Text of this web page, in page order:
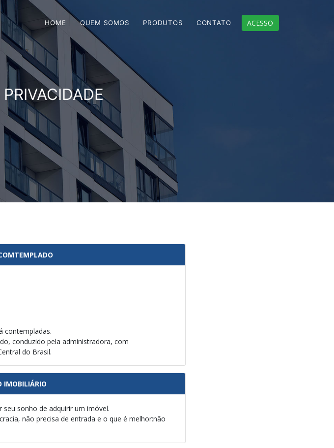
HOME QUEM SOMOS PRODUTOS CONTATO ACESSO
contempladas.
conduzido pela administradora, com
do Brasil.
IMOBILIÁRIO
sonho de adquirir um imóvel.
não precisa de entrada e o que é melhor:não